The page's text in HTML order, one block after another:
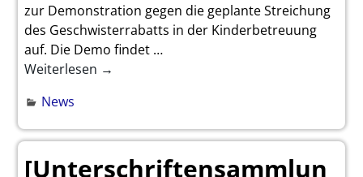
zur Demonstration gegen die geplante Streichung
des Geschwisterrabatts in der Kinderbetreuung
auf. Die Demo findet …
Weiterlesen →
News
[Unterschriftensammlun